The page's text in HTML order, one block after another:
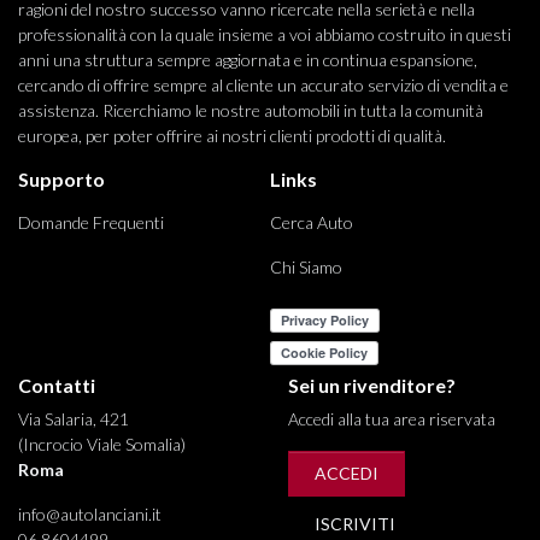
ragioni del nostro successo vanno ricercate nella serietà e nella
professionalità con la quale insieme a voi abbiamo costruito in questi
anni una struttura sempre aggiornata e in continua espansione,
cercando di offrire sempre al cliente un accurato servizio di vendita e
assistenza. Ricerchiamo le nostre automobili in tutta la comunità
europea, per poter offrire ai nostri clienti prodotti di qualità.
Supporto
Domande Frequenti
Links
Cerca Auto
Chi Siamo
Contatti
Via Salaria, 421
(Incrocio Viale Somalia)
Roma
info@autolanciani.it
Sei un rivenditore?
Accedi alla tua area riservata
ACCEDI
ISCRIVITI